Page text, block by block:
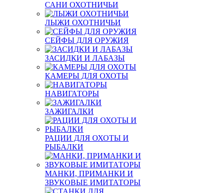
САНИ ОХОТНИЧЬИ
ЛЫЖИ ОХОТНИЧЬИ
СЕЙФЫ ДЛЯ ОРУЖИЯ
ЗАСИДКИ И ЛАБАЗЫ
КАМЕРЫ ДЛЯ ОХОТЫ
НАВИГАТОРЫ
ЗАЖИГАЛКИ
РАЦИИ ДЛЯ ОХОТЫ И
РЫБАЛКИ
МАНКИ, ПРИМАНКИ И
ЗВУКОВЫЕ ИМИТАТОРЫ